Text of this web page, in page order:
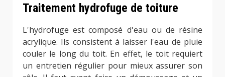
Traitement hydrofuge de toiture
L'hydrofuge est composé d'eau ou de résine
acrylique. Ils consistent à laisser l'eau de pluie
couler le long du toit. En effet, le toit requiert
un entretien régulier pour mieux assurer son